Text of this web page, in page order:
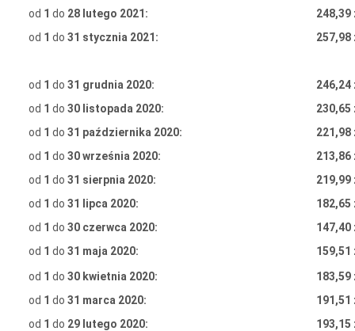
od 1 do 28 lutego 2021:
248,39
od 1 do 31 stycznia 2021: 257,98
od 1 do 31 grudnia 2020:
246,24
od 1 do 30 listopada 2020:
230,65
od 1 do 31 października 2020:
221,98
od 1 do 30 września 2020:
213,86
od 1 do 31 sierpnia 2020:
219,99
od 1 do 31 lipca 2020:
182,65
od 1 do 30 czerwca 2020:
147,40
od 1 do 31 maja 2020:
159,51
od 1 do 30 kwietnia 2020:
183,59
od 1 do 31 marca 2020:
191,51
od 1 do 29 lutego 2020:
193,15